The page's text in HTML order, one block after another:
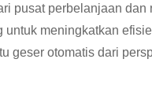
pusat perbelanjaan
meningkatkan
geser otomatis dari